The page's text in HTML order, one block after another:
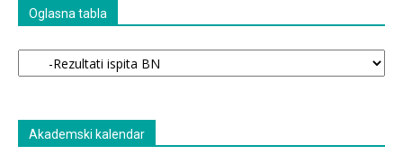
Oglasna tabla
Oglasna
Akademski kalendar